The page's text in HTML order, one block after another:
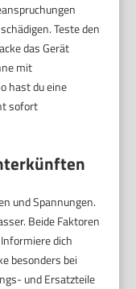
Teste den
das Gerät
mit
hast du eine
sofort
und Spannungen.
Beide Faktoren
dich
besonders bei
und Ersatzteile